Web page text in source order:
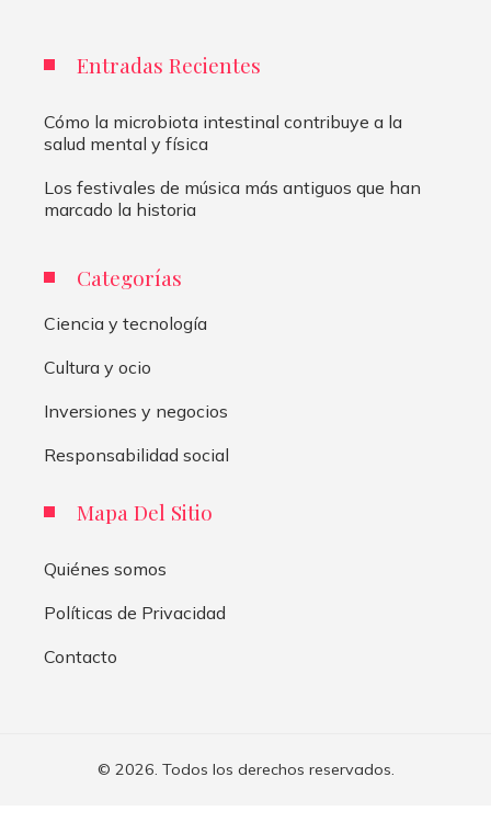
Entradas Recientes
Cómo la microbiota intestinal contribuye a la
salud mental y física
Los festivales de música más antiguos que han
marcado la historia
Categorías
Ciencia y tecnología
Cultura y ocio
Inversiones y negocios
Responsabilidad social
Mapa Del Sitio
Quiénes somos
Políticas de Privacidad
Contacto
© 2026. Todos los derechos reservados.